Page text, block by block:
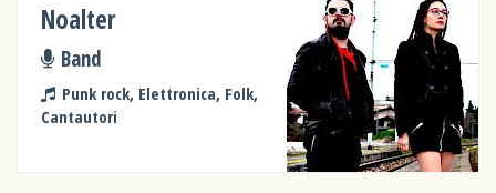
Noalter
Band
Punk rock, Elettronica, Folk,
Cantautori